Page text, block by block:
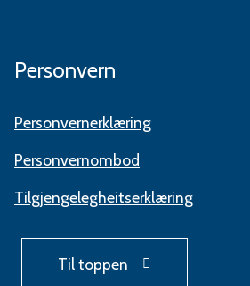
Personvern
Personvernerklæring
Personvernombod
Tilgjengelegheitserklæring
Til toppen